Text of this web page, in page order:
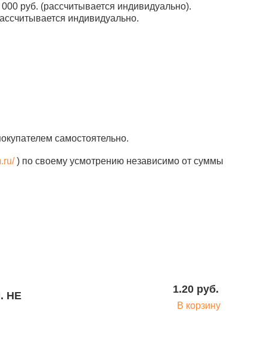
руб. (рассчитывается индивидуально).
индивидуально.
самостоятельно.
) по своему усмотрению независимо от суммы
1.20 руб.
В корзину